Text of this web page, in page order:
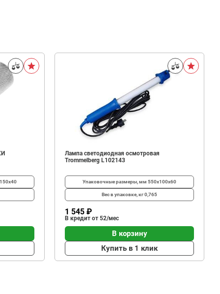
Лампа светодиодная осмотровая
Trommelberg L102143
Упаковочные размеры, мм 550х100х60
Вес в упаковке, кг0,765
1 545 ₽
В кредит от 52/мес
В корзину
Купить в 1 клик